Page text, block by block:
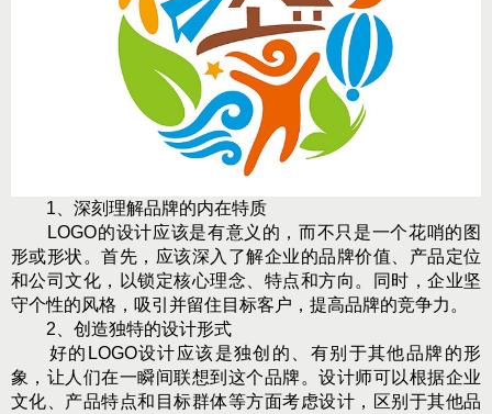
1、深刻理解品牌的内在特质
LOGO的设计应该是有意义的，而不只是一个花哨的图
形或形状。首先，应该深入了解企业的品牌价值、产品定位
和公司文化，以锁定核心理念、特点和方向。同时，企业坚
守个性的风格，吸引并留住目标客户，提高品牌的竞争力。
2、创造独特的设计形式
好的LOGO设计应该是独创的、有别于其他品牌的形
象，让人们在一瞬间联想到这个品牌。设计师可以根据企业
文化、产品特点和目标群体等方面考虑设计，区别于其他品